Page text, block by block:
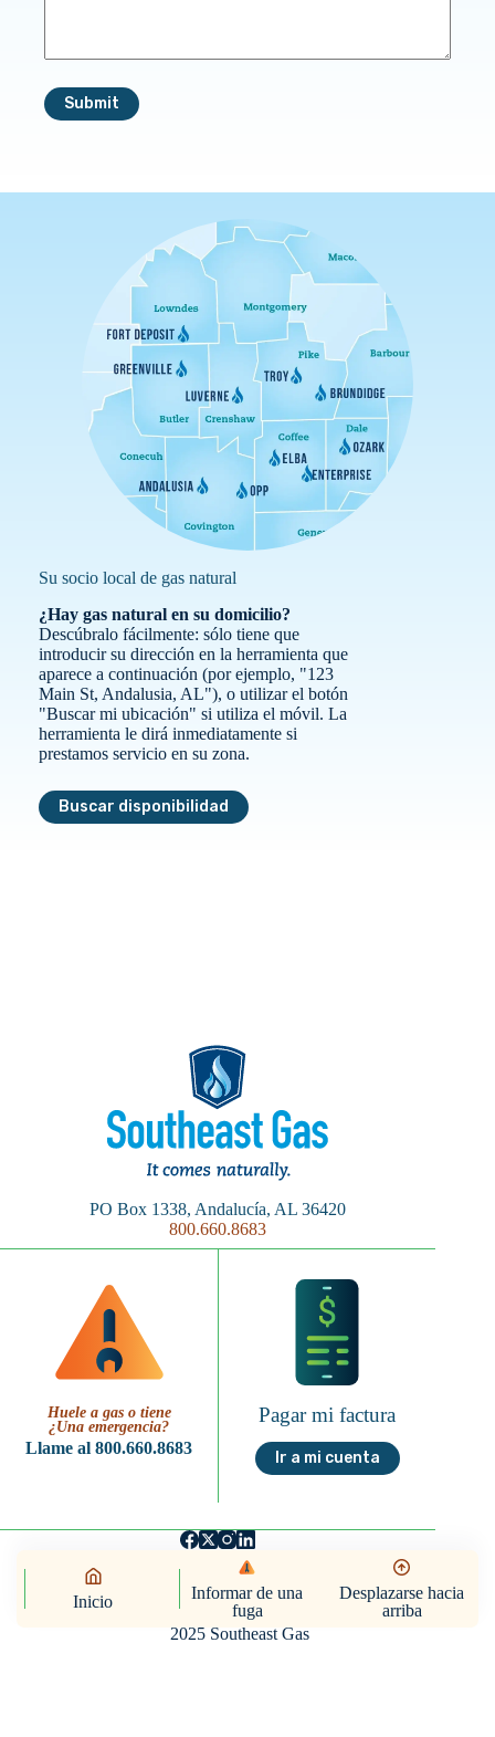
Su socio local de gas natural
¿Hay gas natural en su domicilio?
Descúbralo fácilmente: sólo tiene que
introducir su dirección en la herramienta que
aparece a continuación (por ejemplo, "123
Main St, Andalusia, AL"), o utilizar el botón
"Buscar mi ubicación" si utiliza el móvil. La
herramienta le dirá inmediatamente si
prestamos servicio en su zona.
Buscar disponibilidad
PO Box 1338, Andalucía, AL 36420
800.660.8683
Huele a gas o tiene
¿Una emergencia?
Llame al 800.660.8683
Pagar mi factura
Ir a mi cuenta
Política de privacidad
Condiciones de uso
2025 Southeast Gas
Inicio
Informar de una
fuga
Desplazarse hacia
arriba